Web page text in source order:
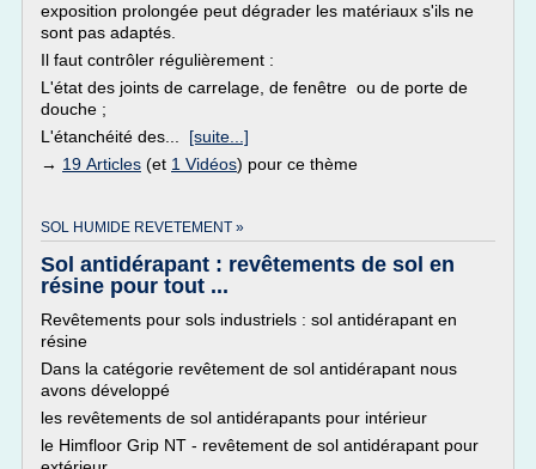
exposition prolongée peut dégrader les matériaux s'ils ne
sont pas adaptés.
Il faut contrôler régulièrement :
L'état des joints de carrelage, de fenêtre ou de porte de
douche ;
L'étanchéité des... [suite...]
→ 19 Articles (et 1 Vidéos) pour ce thème
SOL HUMIDE REVETEMENT »
Sol antidérapant : revêtements de sol en
résine pour tout ...
Revêtements pour sols industriels : sol antidérapant en
résine
Dans la catégorie revêtement de sol antidérapant nous
avons développé
les revêtements de sol antidérapants pour intérieur
le Himfloor Grip NT - revêtement de sol antidérapant pour